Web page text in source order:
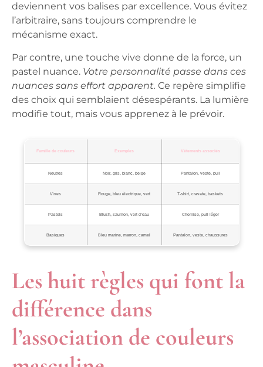
deviennent vos balises par excellence. Vous évitez
l’arbitraire, sans toujours comprendre le
mécanisme exact.
Par contre, une touche vive donne de la force, un
pastel nuance. Votre personnalité passe dans ces
nuances sans effort apparent. Ce repère simplifie
des choix qui semblaient désespérants. La lumière
modifie tout, mais vous apprenez à le prévoir.
Famille de couleurs Exemples Vêtements associés
Neutres Noir, gris, blanc, beige Pantalon, veste, pull
Vives Rouge, bleu électrique, vert T-shirt, cravate, baskets
Pastels Blush, saumon, vert d’eau Chemise, pull léger
Basiques Bleu marine, marron, camel Pantalon, veste, chaussures
Les huit règles qui font la
différence dans
l’association de couleurs